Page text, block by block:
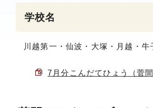
学校名
川越第一・仙波・大塚・月越・
7月分こんだてひょう（菅